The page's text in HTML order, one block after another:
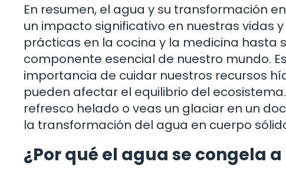
En resumen, el agua y su transformación
un impacto significativo en nuestras vidas
prácticas en la cocina y la medicina hasta
componente esencial de nuestro mundo.
importancia de cuidar nuestros recursos
pueden afectar el equilibrio del
refresco helado o veas un glaciar en un
la transformación del agua en cuerpo
¿Por qué el agua se congela